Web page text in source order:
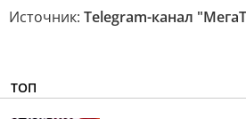
Источник: Telegram-канал
ТОП